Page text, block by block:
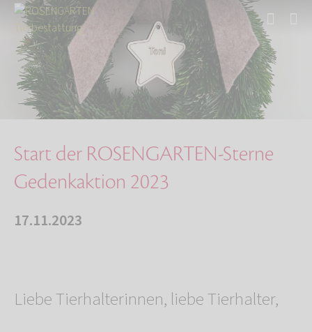
Start Über uns
Aktuelles
Start der ROSENGARTEN-Sterne Gedenkaktion 202…
Start der ROSENGARTEN-Sterne
Gedenkaktion 2023
17.11.2023
Liebe Tierhalterinnen, liebe Tierhalter,